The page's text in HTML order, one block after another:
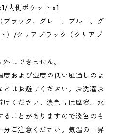
内側ポケット x1
ブラック、グレー、ブルー、グ
）/クリアブラック（クリアブ
しできません。
度および湿度の低い風通しのよ
どはお避けください。お洗濯お
けください。濃色品は摩擦、水
ことがありますので淡色のも
分ご注意ください。気温の上昇